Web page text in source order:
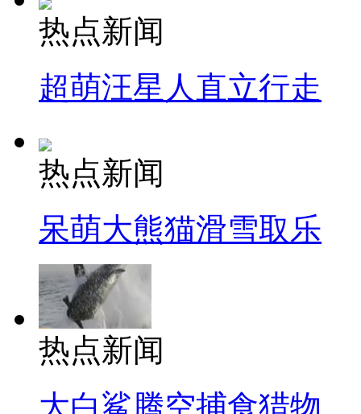
热点新闻
超萌汪星人直立行走
热点新闻
呆萌大熊猫滑雪取乐
热点新闻
大白鲨腾空捕食猎物